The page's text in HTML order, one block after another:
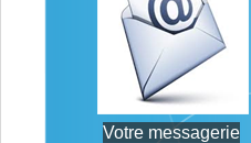
Votre messagerie